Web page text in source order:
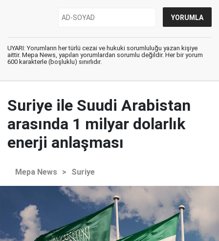
UYARI: Yorumların her türlü cezai ve hukuki sorumluluğu yazan kişiye
aittir. Mepa News, yapılan yorumlardan sorumlu değildir. Her bir yorum
600 karakterle (boşluklu) sınırlıdır.
Suriye ile Suudi Arabistan
arasında 1 milyar dolarlık
enerji anlaşması
Mepa News > Suriye